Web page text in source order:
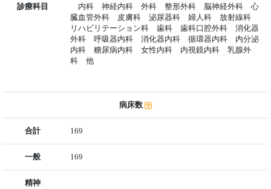
診療科目
内科 神経内科 外科 整形外科 脳神経外科 心
臓血管外科 皮膚科 泌尿器科 婦人科 放射線科
リハビリテーション科 歯科 歯科口腔外科 消化器
外科 呼吸器内科 消化器内科 循環器内科 内分泌
内科 糖尿病内科 女性内科 内視鏡内科 乳腺外
科 他
病床数
合計 169
一般 169
精神